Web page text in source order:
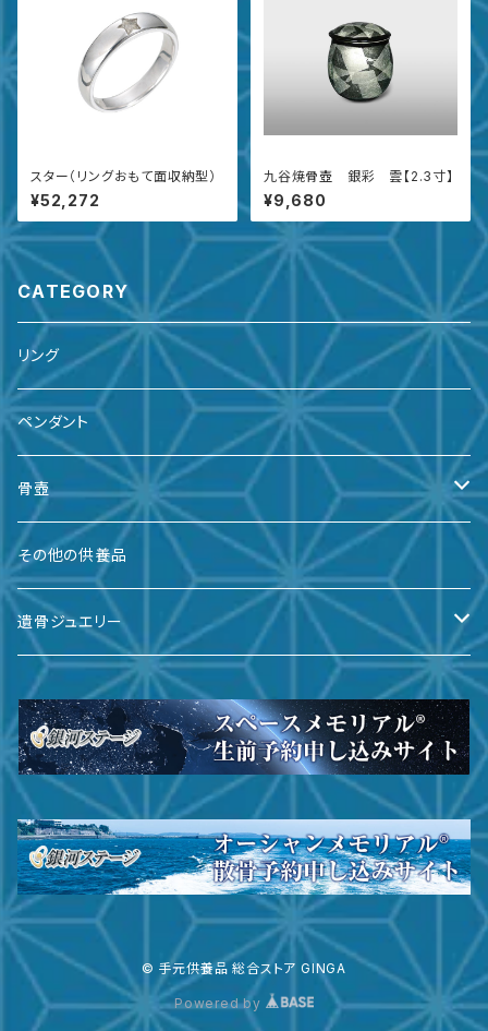
スター（リングおもて面収納型）
¥52,272
九谷焼骨壺 銀彩 雲【2.3寸】
¥9,680
CATEGORY
リング
ペンダント
骨壺
備前焼
九谷焼
有田焼
瀬戸焼
ガラス
その他
サイズ
～３寸
その他の供養品
遺骨ジュエリー
遺骨ダイヤ
台座・リング
台座・ネックレス
台座・ピアス
© 手元供養品 総合ストア GINGA
Powered by